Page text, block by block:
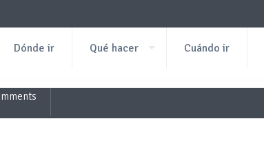
Dónde ir Qué hacer Cuándo ir